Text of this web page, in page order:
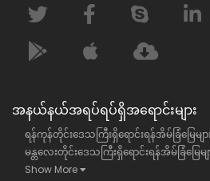
အနယ်နယ်အရပ်ရပ်ရှိအရောင်းများ
ရန်ကုန်တိုင်းဒေသကြီးရှိရောင်းရန်အိမ်ခြံမြေမျာ
မန္တလေးတိုင်းဒေသကြီးရှိရောင်းရန်အိမ်ခြံမြေမျ
Show More